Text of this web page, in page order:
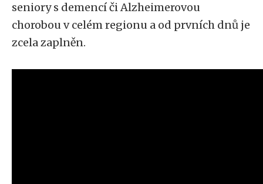
seniory s demencí či Alzheimerovou
chorobou v celém regionu a od prvních dnů je
zcela zaplněn.